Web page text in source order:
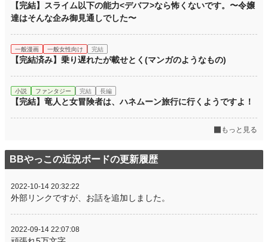
【完結】スライム以下の能力<デバフ>なら怖くないです。〜令嬢
達はそんな企み御見通しでした〜
一般漫画 一般女性向け 完結
【完結済み】乗り遅れたが載せとく(マンガのようなもの)
小説 ファンタジー 完結 長編
【完結】竜人と女冒険者は、ハネムーン旅行に行くようですよ！
もっと見る
BBやっこの近況ボードの更新履歴
2022-10-14 20:32:22
外部リンクですが、お話を追加しました。
2022-09-14 22:07:08